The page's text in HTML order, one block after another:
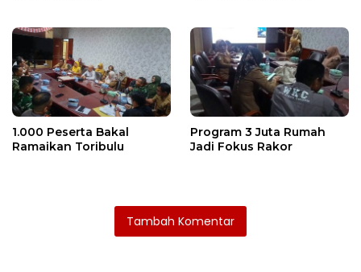
1.000 Peserta Bakal
Ramaikan Toribulu
Program 3 Juta Rumah
Jadi Fokus Rakor
Tambah Komentar